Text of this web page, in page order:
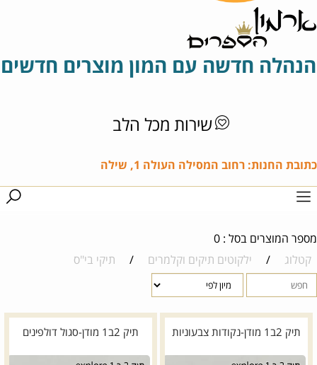
הנהלה חדשה עם המון מוצרים חדשים
שירות מכל הלב
כתובת החנות: רחוב המסילה העולה 1, שילה
מספר המוצרים בסל : 0
קטלוג
/ ילקוטים תיקים וקלמרים / תיקי בי"ס
תיק 2ב1 מודן-נקודות צבעוניות תיק 2ב1 מודן-סגול דולפינים